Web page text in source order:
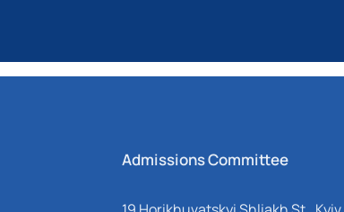
Admissions Committee